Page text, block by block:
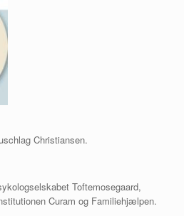
Christiansen.
Toftemosegaard,
Curam og Familiehjælpen.